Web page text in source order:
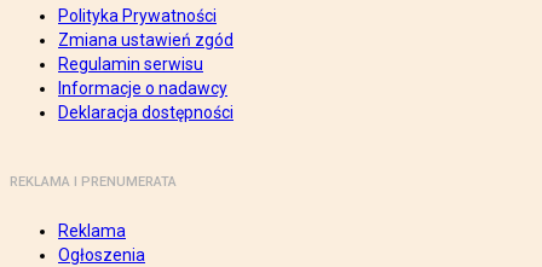
Polityka Prywatności
Zmiana ustawień zgód
Regulamin serwisu
Informacje o nadawcy
Deklaracja dostępności
REKLAMA I PRENUMERATA
Reklama
Ogłoszenia